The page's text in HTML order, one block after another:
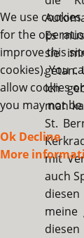
Es
sie
getan.
Ich
man
St.
mit
auch
meine
We use
for the
improve this
cookies). You
allow cookies
you may not
Ok Decline
More